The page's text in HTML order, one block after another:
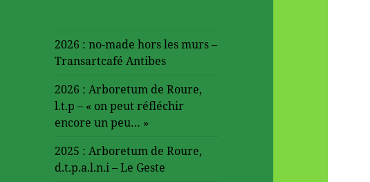
2026 : no-made hors les murs –
Transartcafé Antibes
2026 : Arboretum de Roure,
l.t.p – « on peut réfléchir
encore un peu… »
2025 : Arboretum de Roure,
d.t.p.a.l.n.i – Le Geste